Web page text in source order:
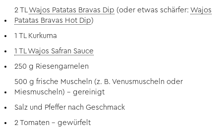
2 TL Wajos Patatas Bravas Dip (oder etwas schärfer: Wajos
Patatas Bravas Hot Dip)
1 TL Kurkuma
1 TL Wajos Safran Sauce
250 g Riesengarnelen
500 g frische Muscheln (z. B. Venusmuscheln oder
Miesmuscheln) - gereinigt
Salz und Pfeffer nach Geschmack
2 Tomaten - gewürfelt